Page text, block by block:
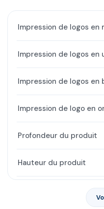
Impression de logos
Impression de logos en
Impression de logos en
Impression de logo en
Profondeur du produit
Hauteur du produit